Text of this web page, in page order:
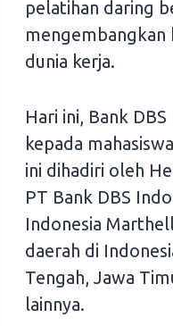
pelatihan daring
dunia kerja.
Hari ini, Bank
kepada
ini dihadiri oleh
PT Bank DBS
Indonesia
daerah di
Tengah, Jawa
lainnya.